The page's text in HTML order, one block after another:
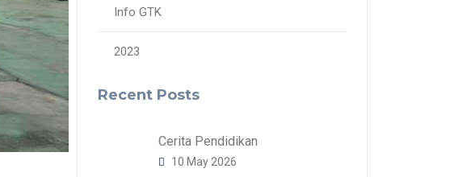
Info GTK
2023
Recent Posts
Cerita Pendidikan
10 May 2026